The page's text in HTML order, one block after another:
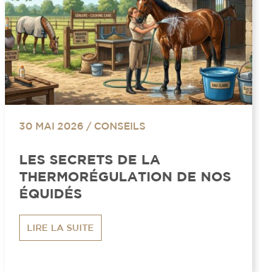
30 MAI 2026 / CONSEILS
LES SECRETS DE LA
THERMORÉGULATION DE NOS
ÉQUIDÉS
LIRE LA SUITE